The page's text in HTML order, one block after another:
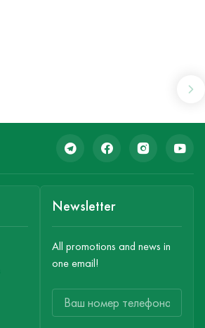
Newsletter
All promotions and news in
one email!